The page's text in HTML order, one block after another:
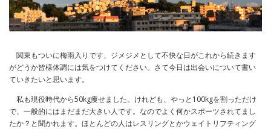
関東もついに梅雨入りです、ジメジメとして不快な日がこれから続きます
がどうか皆様体調には気をつけてください。さて今日は出会いについて書い
ていきたいと思います。
私も現役時代から50kg痩せました。けれども、やっと100kgを割っただけ
で、一般的にはまだまだ大きい人です。なのでよく何かスポーツされてまし
たか？と聞かれます。ほとんどの人はレスリングとかウェイトリフティング